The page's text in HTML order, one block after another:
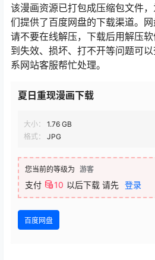
该漫画资源已打包成压缩包文件
们提供了百度网盘的下载渠道。网
请不要在线解压，下载后用解压
到失效、损坏、打不开等问题可
系网站客服帮忙处理。
夏日重现漫画下载
大小：
1.76 GB
格式：
JPG
您当前的等级为 游客
支付 10 以后下载 请先 登录
百度网盘